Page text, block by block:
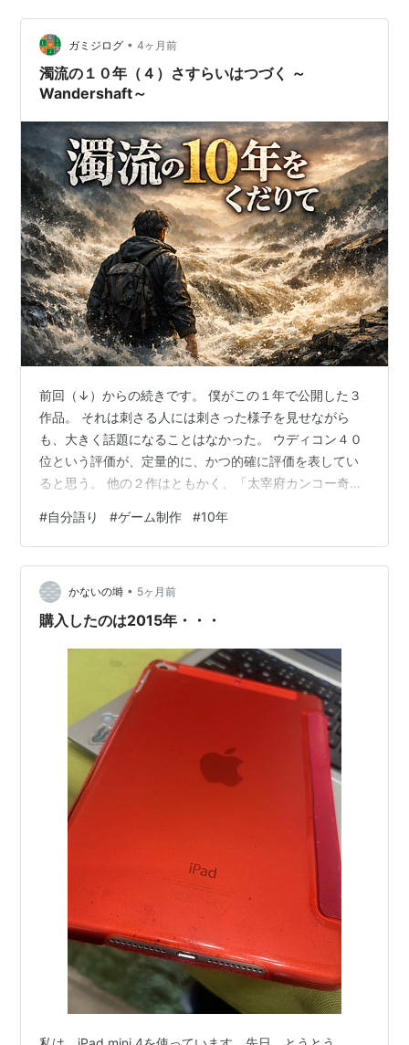
ガミジログ • 4ヶ月前
濁流の１０年（４）さすらいはつづく ～
Wandershaft～
前回（↓）からの続きです。 僕がこの１年で公開した３
作品。 それは刺さる人には刺さった様子を見せながら
も、大きく話題になることはなかった。 ウディコン４０
位という評価が、定量的に、かつ的確に評価を表してい
ると思う。 他の２作はともかく、「太宰府カンコー奇聞
思う。 でも「面白いゲームを作れば遊んでもらえる」わ
けではないのだ。 「面白そう」でなければ触ってすらも
らえないのだ。 では触ってもらえさえれば楽しんでもら
えるのだろうか。 いや、手触りや演出が悪ければ遊び続
けてもらえない。 ゲームに仕込まれたメカニクスやシナ
#自分語り #ゲーム制作 #10年
かないの塒 • 5ヶ月前
購入したのは2015年・・・